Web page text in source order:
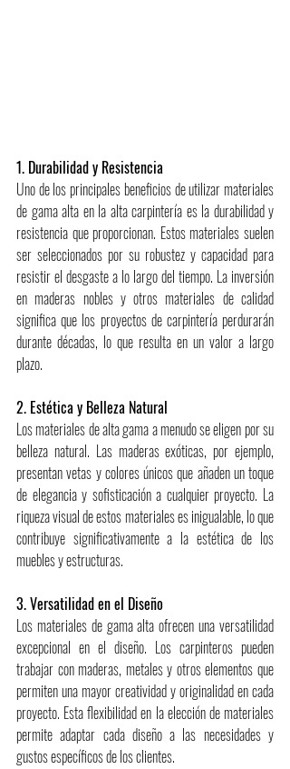
1. Durabilidad y Resistencia
Uno de los principales beneficios de utilizar materiales
de gama alta en la alta carpintería es la durabilidad y
resistencia que proporcionan. Estos materiales suelen
ser seleccionados por su robustez y capacidad para
resistir el desgaste a lo largo del tiempo. La inversión
en maderas nobles y otros materiales de calidad
significa que los proyectos de carpintería perdurarán
durante décadas, lo que resulta en un valor a largo
plazo.
2. Estética y Belleza Natural
Los materiales de alta gama a menudo se eligen por su
belleza natural. Las maderas exóticas, por ejemplo,
presentan vetas y colores únicos que añaden un toque
de elegancia y sofisticación a cualquier proyecto. La
riqueza visual de estos materiales es inigualable, lo que
contribuye significativamente a la estética de los
muebles y estructuras.
3. Versatilidad en el Diseño
Los materiales de gama alta ofrecen una versatilidad
excepcional en el diseño. Los carpinteros pueden
trabajar con maderas, metales y otros elementos que
permiten una mayor creatividad y originalidad en cada
proyecto. Esta flexibilidad en la elección de materiales
permite adaptar cada diseño a las necesidades y
gustos específicos de los clientes.